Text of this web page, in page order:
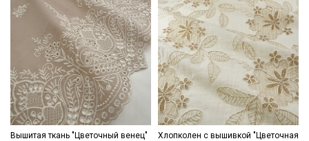
Вышитая ткань "Цветочный венец"
Хлопколен с вышивкой "Цветочная